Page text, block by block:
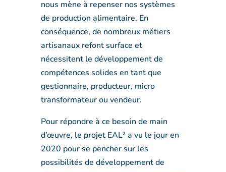
nous mène à repenser nos systèmes
de production alimentaire. En
conséquence, de nombreux métiers
artisanaux refont surface et
nécessitent le développement de
compétences solides en tant que
gestionnaire, producteur, micro
transformateur ou vendeur.
Pour répondre à ce besoin de main
d’œuvre, le projet EAL² a vu le jour en
2020 pour se pencher sur les
possibilités de développement de